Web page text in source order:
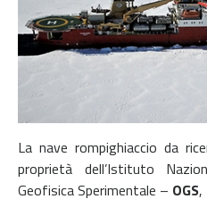
La nave rompighiaccio da
proprietà dell’Istituto
Geofisica Sperimentale – OGS,